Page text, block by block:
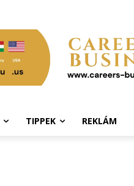
TIPPEK REKLÁM